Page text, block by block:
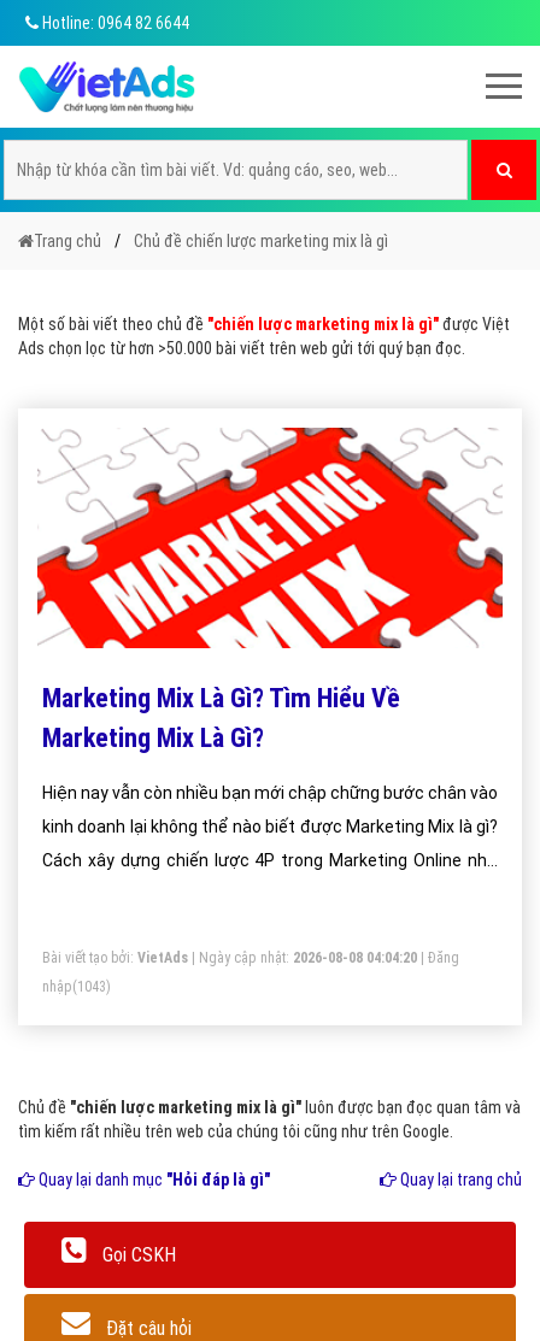
Hotline: 0964 82 6644
Trang chủ Chủ đề chiến lược marketing mix là gì
Một số bài viết theo chủ đề "chiến lược marketing mix là gì"được Việt
Ads chọn lọc từ hơn >50.000 bài viết trên web gửi tới quý bạn đọc.
Marketing Mix Là Gì? Tìm Hiểu Về
Marketing Mix Là Gì?
Hiện nay vẫn còn nhiều bạn mới chập chững bước chân vào
kinh doanh lại không thể nào biết được Marketing Mix là gì?
Cách xây dựng chiến lược 4P trong Marketing Online như
Bài viết tạo bởi: VietAds | Ngày cập nhật: 2026-08-08 04:04:20
Đăng
nhập(1043)
Chủ đề "chiến lược marketing mix là gì" luôn được bạn đọc quan tâm và
tìm kiếm rất nhiều trên web của chúng tôi cũng như trên Google.
Quay lại danh mục "Hỏi đáp là gì" Quay lại trang chủ
Gọi CSKH
Đặt câu hỏi